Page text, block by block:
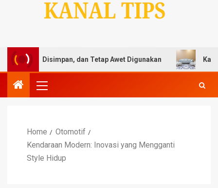
Disimpan, dan Tetap Awet Digunakan Karpet
Home
Otomotif
Kendaraan Modern: Inovasi yang Mengganti
Style Hidup